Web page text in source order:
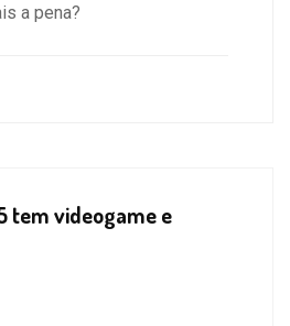
a pena?
tem videogame e